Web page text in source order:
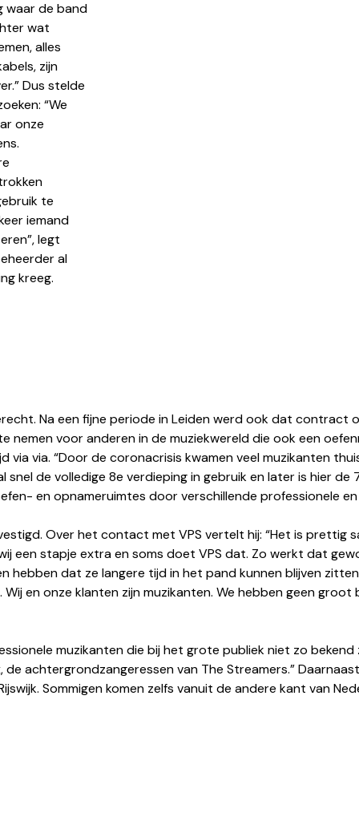
waar de band
wat
alles
zijn
Dus stelde
“We
onze
te
iemand
legt
al
kreeg.
Na een fijne periode in Leiden werd ook dat contract
voor anderen in de muziekwereld die ook een
via. “Door de coronacrisis kwamen veel muzikanten
de volledige 8e verdieping in gebruik en later is hier de
en opnameruimtes door verschillende professionele
Over het contact met VPS vertelt hij: “Het is prettig
een stapje extra en soms doet VPS dat. Zo werkt dat
hebben dat ze langere tijd in het pand kunnen blijven
en onze klanten zijn muzikanten. We hebben geen
muzikanten die bij het grote publiek niet zo
achtergrondzangeressen van The Streamers.”
Sommigen komen zelfs vanuit de andere kant van